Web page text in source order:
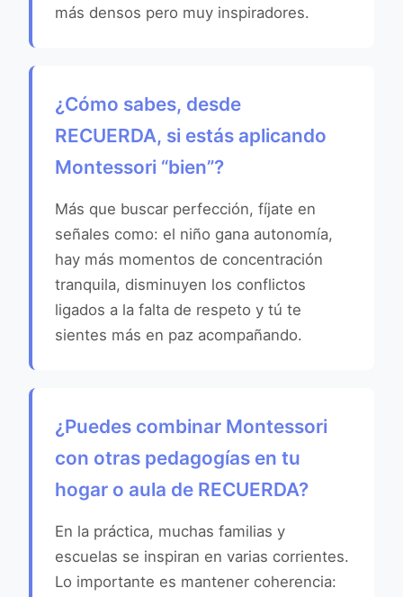
más densos pero muy inspiradores.
¿Cómo sabes, desde
RECUERDA, si estás aplicando
Montessori “bien”?
Más que buscar perfección, fíjate en
señales como: el niño gana autonomía,
hay más momentos de concentración
tranquila, disminuyen los conflictos
ligados a la falta de respeto y tú te
sientes más en paz acompañando.
¿Puedes combinar Montessori
con otras pedagogías en tu
hogar o aula de RECUERDA?
En la práctica, muchas familias y
escuelas se inspiran en varias corrientes.
Lo importante es mantener coherencia: